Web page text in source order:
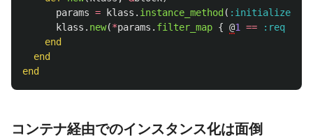
params = klass . instance_method ( :initialize
klass . new(*params . filter_map { @1 == :req
end
end
end
コンテナ経由でのインスタンス化は面倒